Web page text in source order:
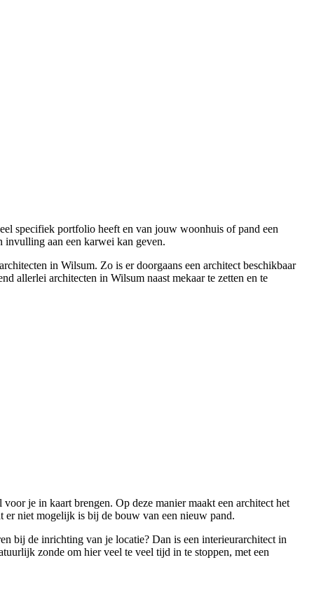
specifiek portfolio heeft en van jouw woonhuis of pand een
invulling aan een karwei kan geven.
in Wilsum. Zo is er doorgaans een architect beschikbaar
allerlei architecten in Wilsum naast mekaar te zetten en te
je in kaart brengen. Op deze manier maakt een architect het
er niet mogelijk is bij de bouw van een nieuw pand.
bij de inrichting van je locatie? Dan is een interieurarchitect in
zonde om hier veel te veel tijd in te stoppen, met een